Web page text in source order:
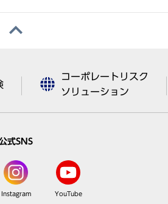
コーポレートリスク
ソリューション
式SNS
Instagram YouTube